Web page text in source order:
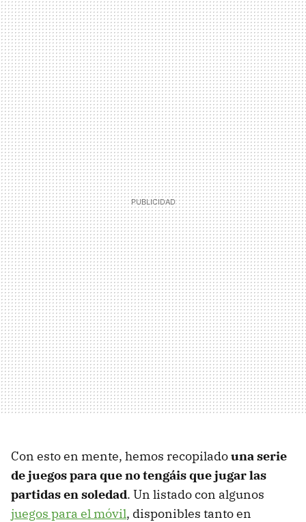
Con esto en mente, hemos recopiladouna serie
de juegos para que no tengáis que jugar las
partidas en soledad. Un listado con algunos
juegos para el móvil, disponibles tanto en